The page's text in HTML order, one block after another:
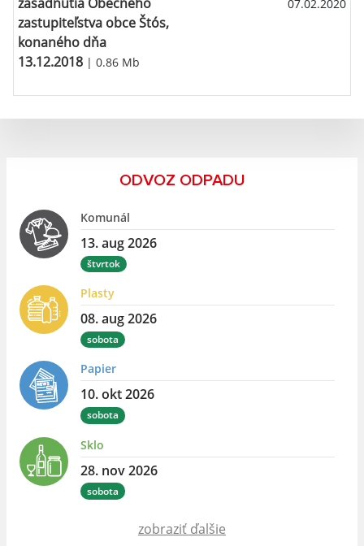
zastupiteľstva obce Štós,
konaného dňa
13.12.2018 | 0.86 Mb
07.02.2020
ODVOZ ODPADU
Komunál
13. aug 2026
štvrtok
Plasty
08. aug 2026
sobota
Papier
10. okt 2026
sobota
Sklo
28. nov 2026
sobota
zobraziť ďalšie